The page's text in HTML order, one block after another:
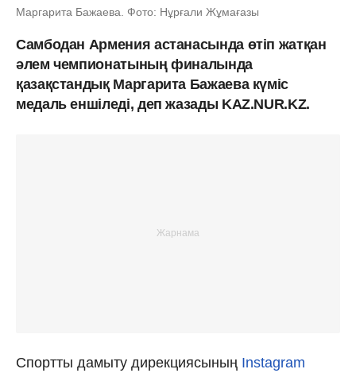
Маргарита Бажаева. Фото: Нұрғали Жұмағазы
Самбодан Армения астанасында өтіп жатқан
әлем чемпионатының финалында
қазақстандық Маргарита Бажаева күміс
медаль еншіледі, деп жазады KAZ.NUR.KZ.
Спортты дамыту дирекциясының Instagram